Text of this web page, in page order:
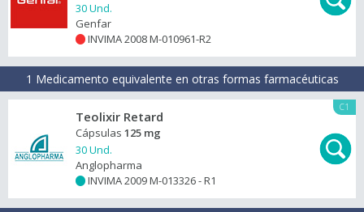
30 Und.
Genfar
INVIMA 2008 M-010961-R2
1 Medicamento equivalente en otras formas farmacéuticas
C1
Teolixir Retard
Cápsulas 125 mg
30 Und.
Anglopharma
INVIMA 2009 M-013326 - R1